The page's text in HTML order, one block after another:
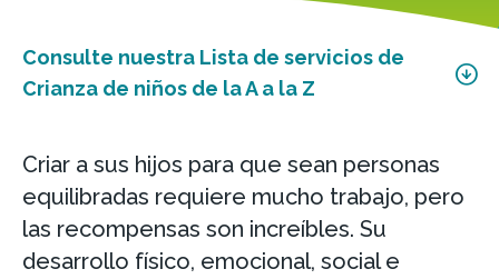
Consulte nuestra Lista de servicios de
Crianza de niños de la A a la Z
Criar a sus hijos para que sean personas
equilibradas requiere mucho trabajo, pero
las recompensas son increíbles. Su
desarrollo físico, emocional, social e